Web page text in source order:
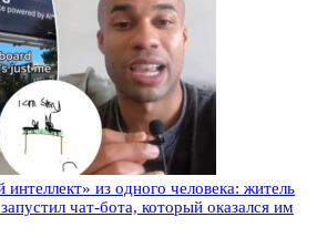
интеллект» из одного человека: житель
чат-бота, который оказался им